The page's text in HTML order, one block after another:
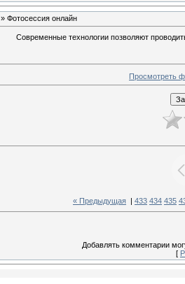
» Фотосессия онлайн
Современные технологии позволяют
Просмотреть
« Предыдущая 433 434 435
Добавлять комментарии
[